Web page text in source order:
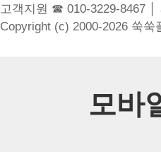
고객지원 ☎ 010-3229-8467 │
Copyright (c) 2000-2026 쑥
모바